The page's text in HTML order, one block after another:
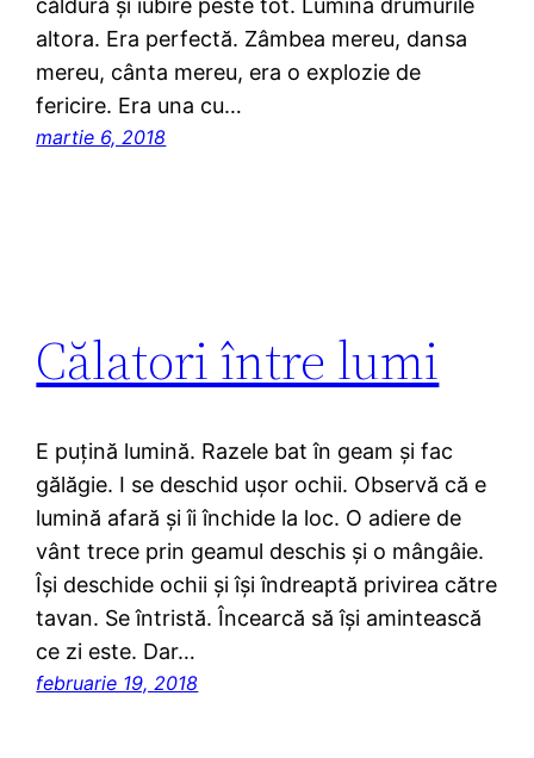
căldură şi iubire peste tot. Lumina drumurile
altora. Era perfectă. Zâmbea mereu, dansa
mereu, cânta mereu, era o explozie de
fericire. Era una cu…
martie 6, 2018
Călatori între lumi
E puțină lumină. Razele bat în geam şi fac
gălăgie. I se deschid uşor ochii. Observă că e
lumină afară şi îi închide la loc. O adiere de
vânt trece prin geamul deschis şi o mângâie.
Îşi deschide ochii şi îşi îndreaptă privirea către
tavan. Se întristă. Încearcă să îşi amintească
ce zi este. Dar…
februarie 19, 2018